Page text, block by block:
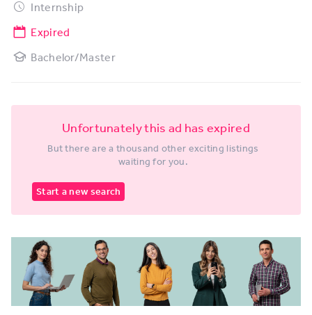
Internship
Expired
Bachelor/Master
Unfortunately this ad has expired
But there are a thousand other exciting listings
waiting for you.
Start a new search